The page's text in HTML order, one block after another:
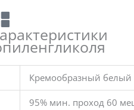
Кремообразный
95% мин. проход 60